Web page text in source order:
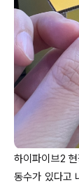
하이파이브2
동수가 있다고